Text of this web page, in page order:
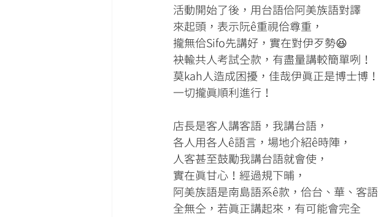
活動開始了後，用台語佮阿美族語對譯
來起頭，表示阮ê重視佮尊重，
攏無佮Sifo先講好，實在對伊歹勢😆
袂輸共人考試仝款，有盡量講較簡單咧！
莫kah人造成困擾，佳哉伊真正是博士博！
一切攏真順利進行！
店長是客人講客語，我講台語，
各人用各人ê語言，場地介紹ê時陣，
人客甚至鼓勵我講台語就會使，
實在真甘心！經過規下晡，
阿美族語是南島語系ê款，佮台、華、客語
全無仝，若真正講起來，有可能會完全